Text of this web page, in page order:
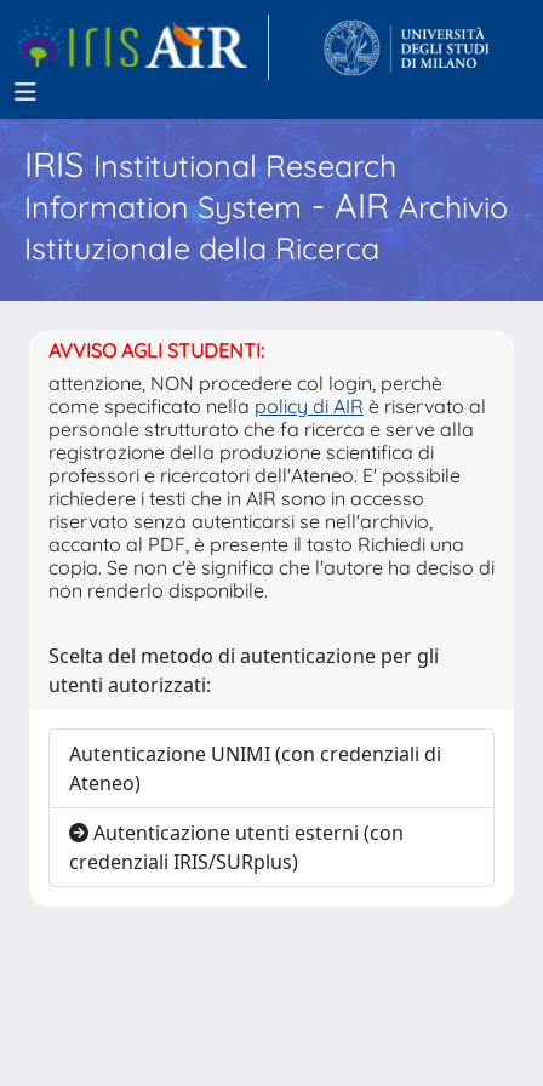
IRISInstitutional Research
Information System - AIR Archivio
Istituzionale della Ricerca
AVVISO AGLI STUDENTI:
attenzione, NON procedere col login, perchè
come specificato nella policy di AIR è riservato al
personale strutturato che fa ricerca e serve alla
registrazione della produzione scientifica di
professori e ricercatori dell'Ateneo. E' possibile
richiedere i testi che in AIR sono in accesso
riservato senza autenticarsi se nell'archivio,
accanto al PDF, è presente il tasto Richiedi una
copia. Se non c'è significa che l'autore ha deciso di
non renderlo disponibile.
Scelta del metodo di autenticazione per gli
utenti autorizzati:
Autenticazione UNIMI (con credenziali di
Ateneo)
Autenticazione utenti esterni (con
credenziali IRIS/SURplus)